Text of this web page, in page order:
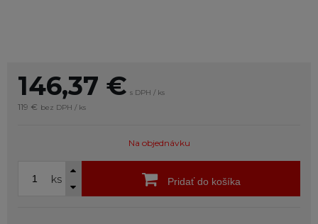
146,37 € s DPH / ks
119 € bez DPH / ks
Na objednávku
ks Pridať do košíka